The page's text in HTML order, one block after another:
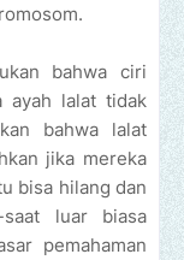
bahwa ciri
ayah lalat tidak
bahwa lalat
jika mereka
bisa hilang dan
luar biasa
pemahaman